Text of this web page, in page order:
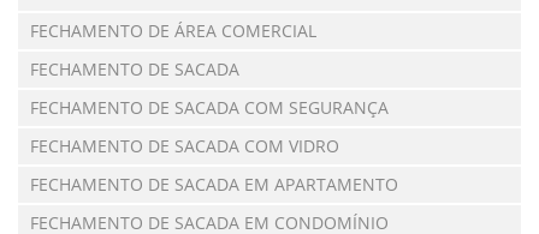
FECHAMENTO DE ÁREA COMERCIAL
FECHAMENTO DE SACADA
FECHAMENTO DE SACADA COM SEGURANÇA
FECHAMENTO DE SACADA COM VIDRO
FECHAMENTO DE SACADA EM APARTAMENTO
FECHAMENTO DE SACADA EM CONDOMÍNIO